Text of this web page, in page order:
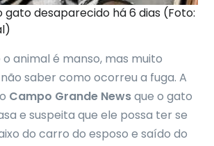
gato desaparecido há 6 dias (Foto:
o animal é manso, mas muito
saber como ocorreu a fuga. A
Campo Grande Newsque o gato
e suspeita que ele possa ter se
do carro do esposo e saído do